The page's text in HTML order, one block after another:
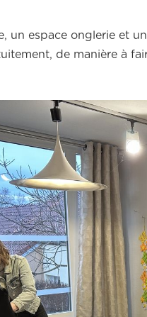
un espace onglerie et
de manière à